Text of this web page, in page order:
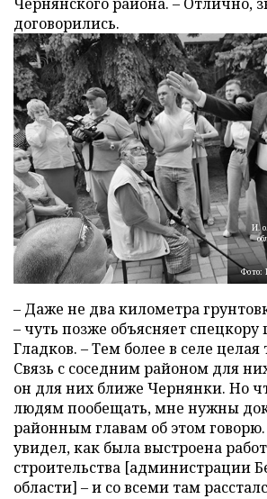
договорились.
И.
Фото:
– Даже не два километра
– чуть позже объясняет
Гладков. – Тем более в селе
Связь с соседним районом для
он для них ближе Чернянки. Но
людям пообещать, мне нужны
районным главам об этом
увидел, как была выстроена
строительства [администрации
области] – и со всеми там